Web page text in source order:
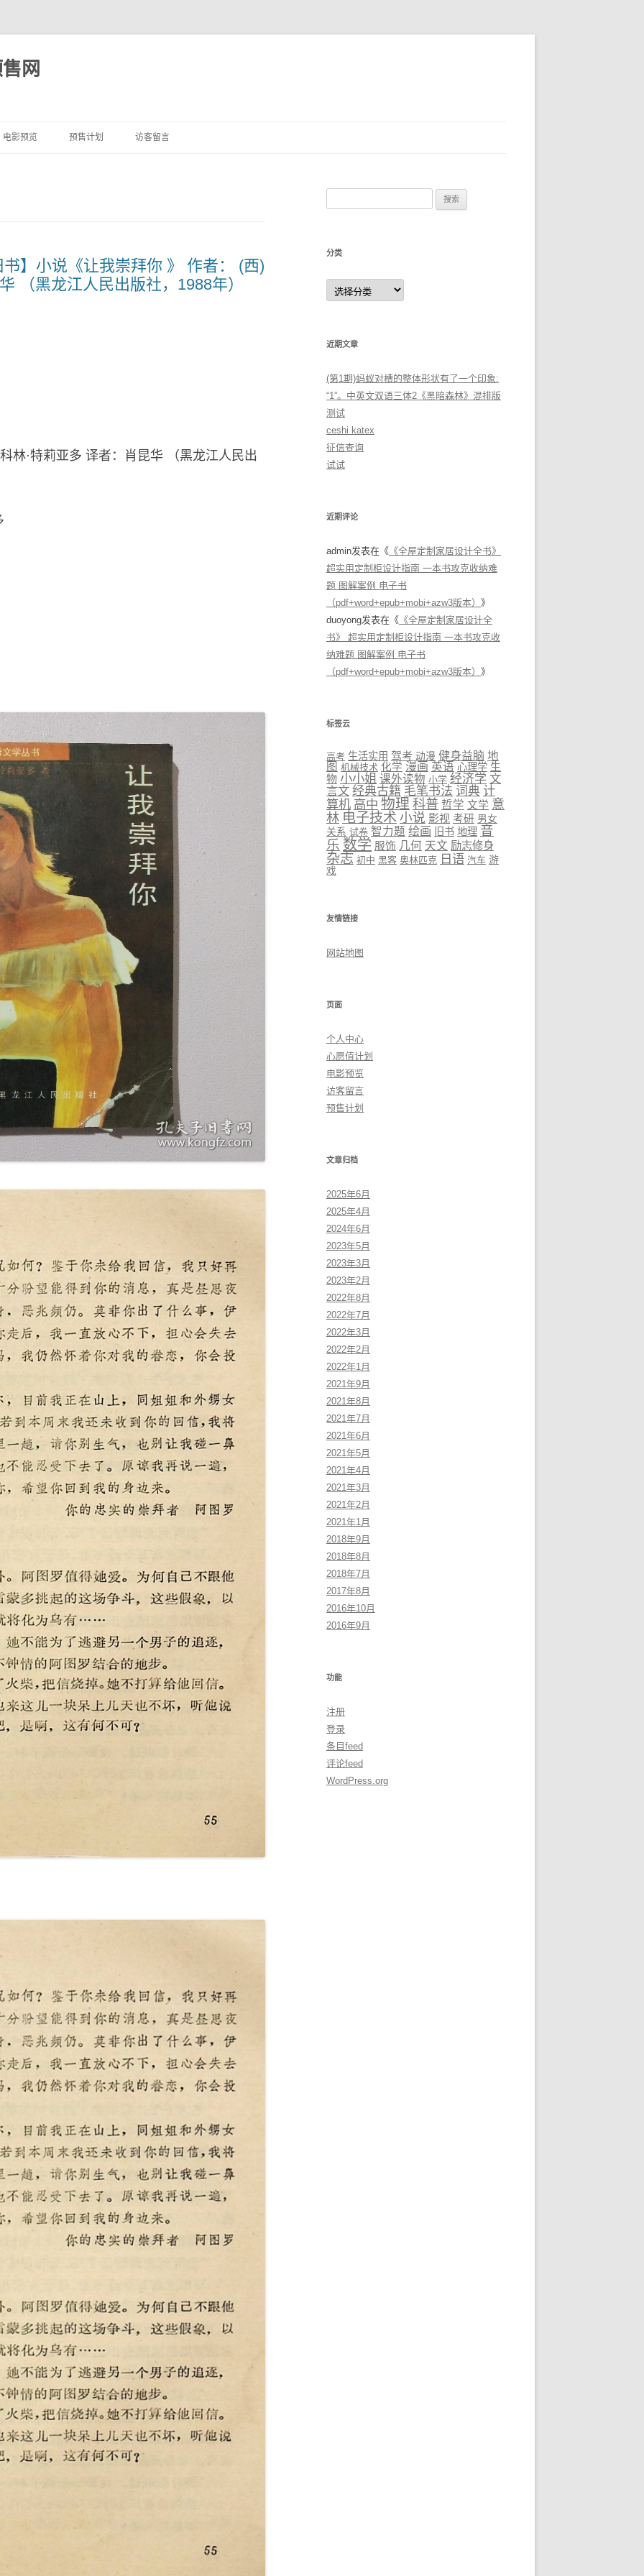
网
至
电影预览 预售计划 访客留言
】小说《让我崇拜你 》 作者： (西)
（黑龙江人民出版社，1988年）
林·特莉亚多 译者：肖昆华 （黑龙江人民出
分类
分
类
近期文章
(第1期)蚂蚁对槽的整体形状有了一个印象:
“1”。中英文双语三体2《黑暗森林》混排版
测试
ceshi katex
征信查询
试试
近期评论
admin发表在《 《全屋定制家居设计全书》
超实用定制柜设计指南 一本书攻克收纳难
题 图解案例 电子书
（pdf+word+epub+mobi+azw3版本） 》
duoyong发表在《 《全屋定制家居设计全
书》 超实用定制柜设计指南 一本书攻克收
纳难题 图解案例 电子书
（pdf+word+epub+mobi+azw3版本） 》
标签云
高考 生活实用 驾考 动漫 健身益脑 地
图 机械技术 化学 漫画 英语 心理学 生
物 小小姐 课外读物 小学 经济学 文
言文 经典古籍 毛笔书法 词典 计
算机 高中 物理 科普 哲学 文学 意
林 电子技术 小说 影视 考研 男女
关系 试卷 智力题 绘画 旧书 地理 音
乐 数学 服饰 几何 天文 励志修身
杂志 初中 黑客 奥林匹克 日语 汽车 游
戏
友情链接
网站地图
页面
个人中心
心愿值计划
电影预览
访客留言
预售计划
文章归档
2025年6月
2025年4月
2024年6月
2023年5月
2023年3月
2023年2月
2022年8月
2022年7月
2022年3月
2022年2月
2022年1月
2021年9月
2021年8月
2021年7月
2021年6月
2021年5月
2021年4月
2021年3月
2021年2月
2021年1月
2018年9月
2018年8月
2018年7月
2017年8月
2016年10月
2016年9月
功能
注册
登录
条目feed
评论feed
WordPress.org